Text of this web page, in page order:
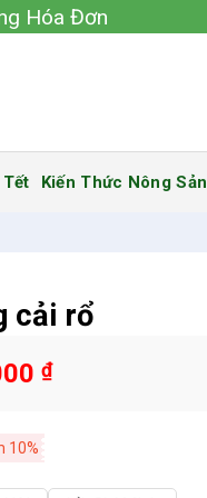
Hóa Đơn
Tết Kiến Thức Nông Sản
cải rổ
₫
10%